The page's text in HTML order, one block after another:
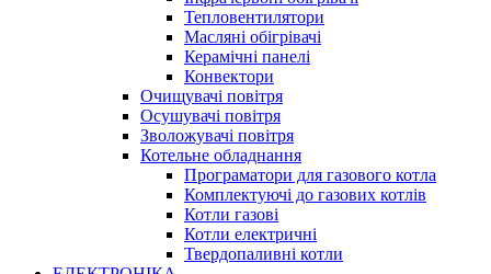
Тепловентилятори
Масляні обігрівачі
Керамічні панелі
Конвектори
Очищувачі повітря
Осушувачі повітря
Зволожувачі повітря
Котельне обладнання
Програматори для газового котла
Комплектуючі до газових котлів
Котли газові
Котли електричні
Твердопаливні котли